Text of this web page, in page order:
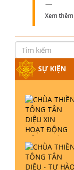
Xem thêm
SỰ KIỆN